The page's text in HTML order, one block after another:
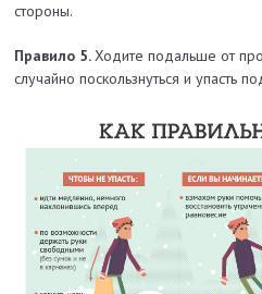
стороны.
Правило 5.Ходите подальше от
случайно поскользнуться и упасть